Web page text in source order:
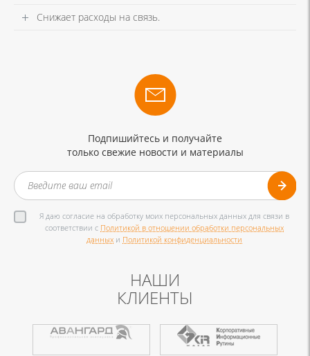
Снижает расходы на связь.
Подпишийтесь и получайте
только свежие новости и материалы
Я даю согласие на обработку моих персональных данных для связи в
соответствии с Политикой в отношении обработки персональных
данных и Политикой конфиденциальности
НАШИ
КЛИЕНТЫ